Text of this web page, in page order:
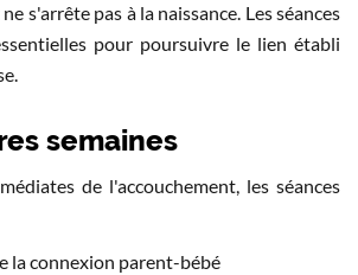
s'arrête pas à la naissance. Les séances
pour poursuivre le lien établi
semaines
de l'accouchement, les séances
la connexion parent-bébé